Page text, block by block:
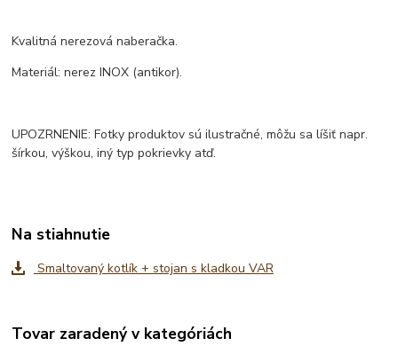
Kvalitná nerezová naberačka.
Materiál: nerez INOX (antikor).
UPOZRNENIE: Fotky produktov sú ilustračné, môžu sa líšiť napr.
šírkou, výškou, iný typ pokrievky atď.
Na stiahnutie
Smaltovaný kotlík + stojan s kladkou VAR
Tovar zaradený v kategóriách